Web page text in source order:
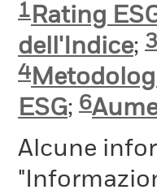
1Rating
dell'Indice; 3
4
ESG; 6
Alcune